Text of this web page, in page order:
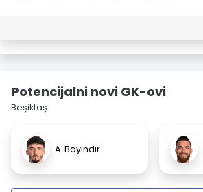
Potencijalni novi GK-ovi
Beşiktaş
A. Bayındır